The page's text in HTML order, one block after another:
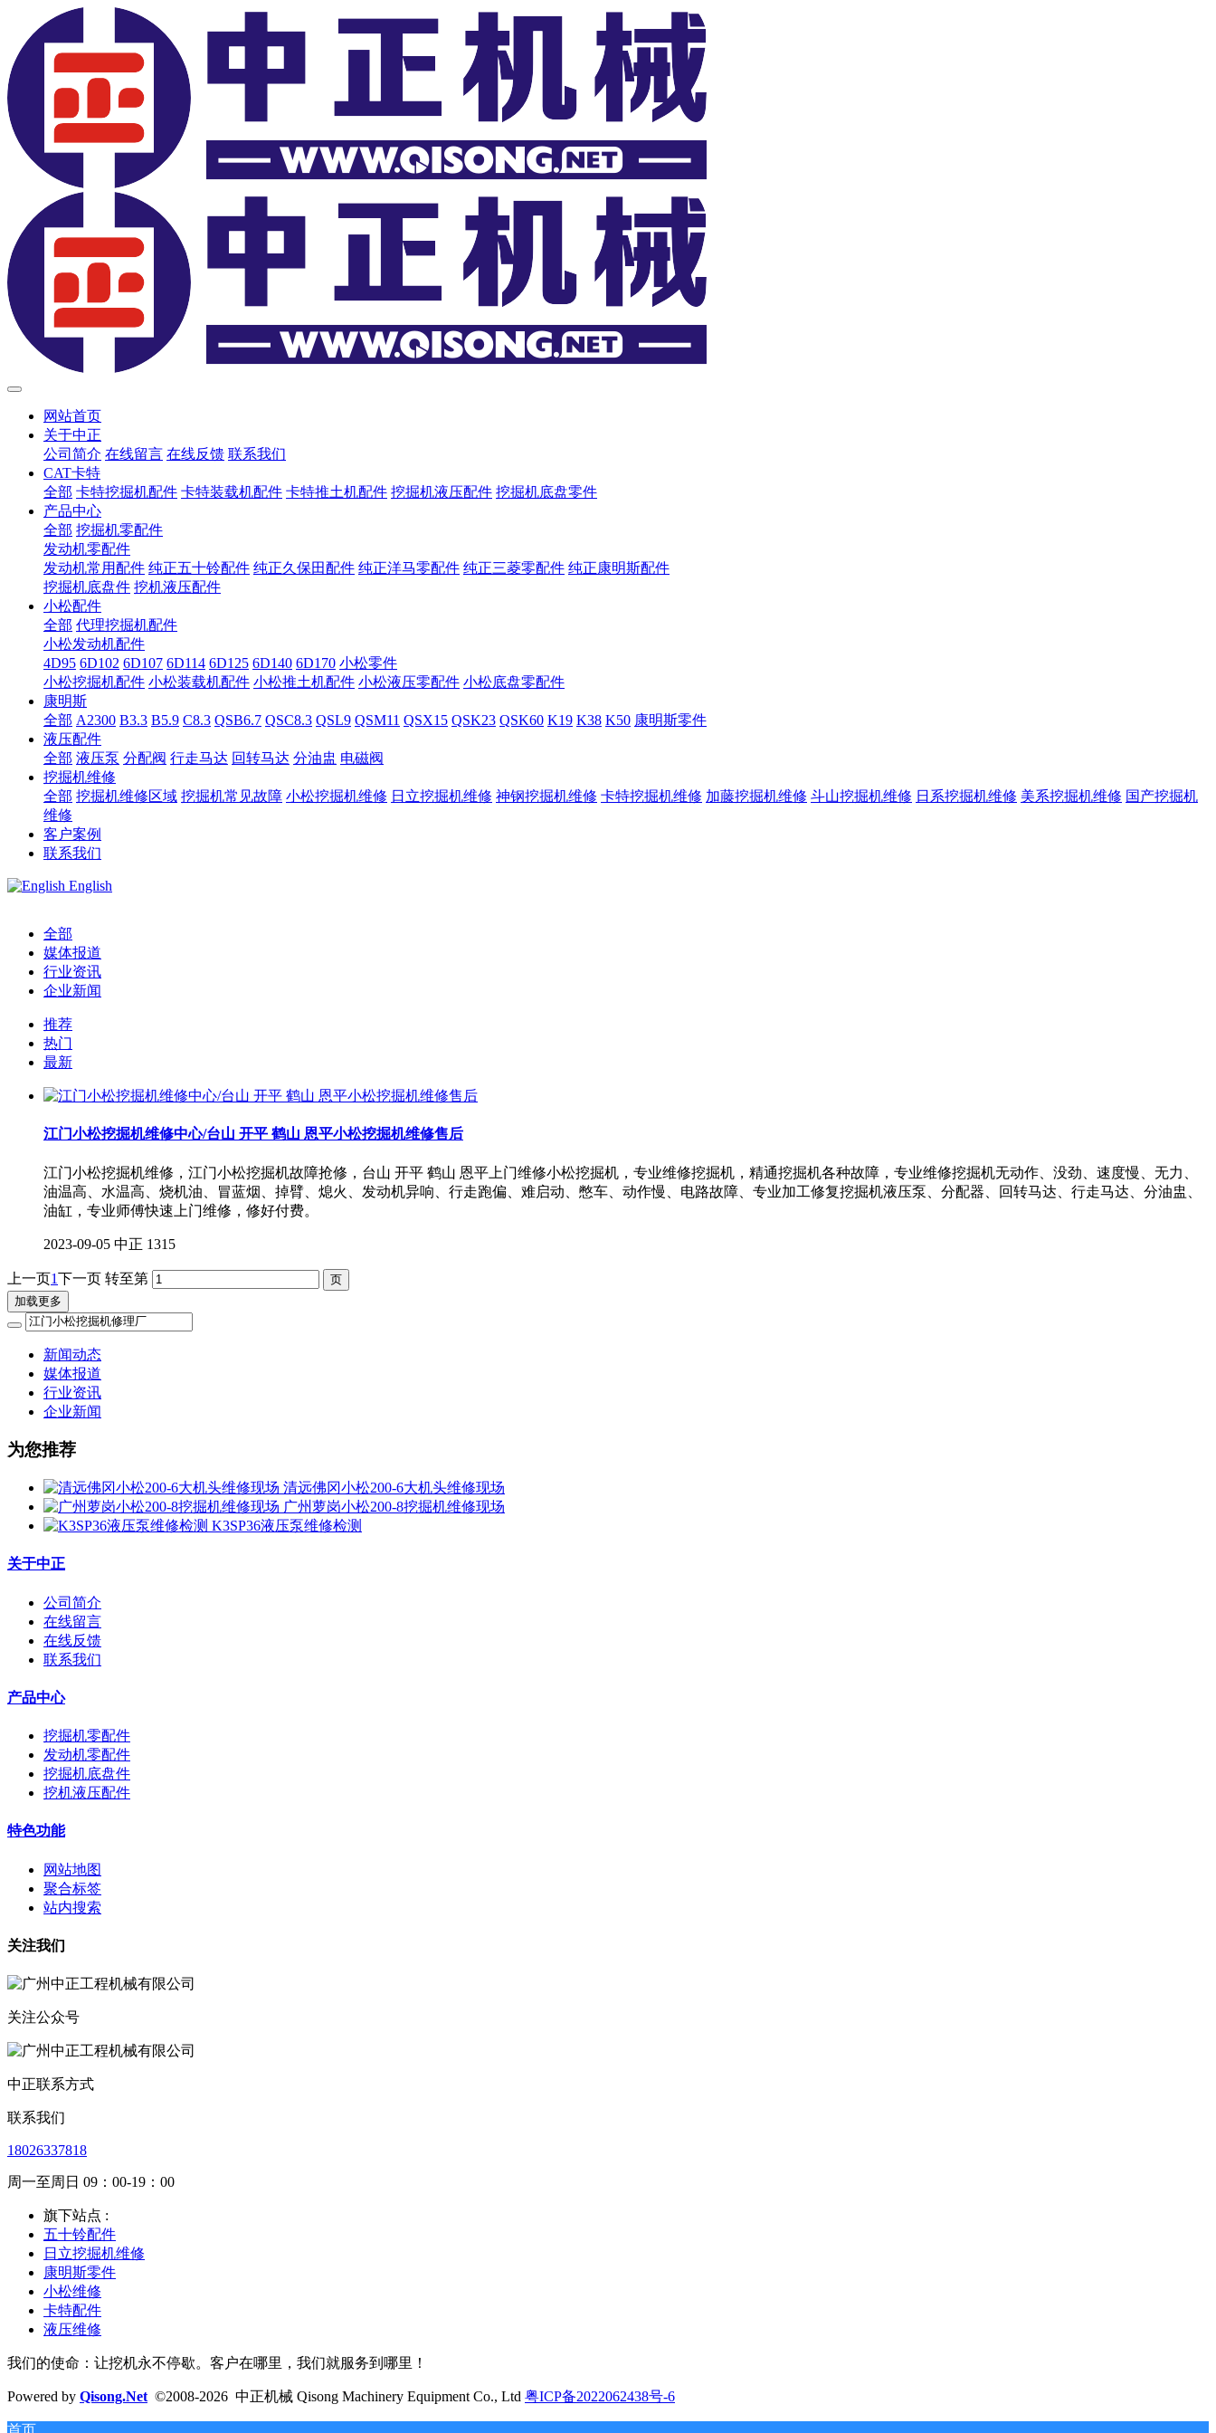
网站首页
关于中正
公司简介 在线留言 在线反馈 联系我们
CAT卡特
全部 卡特挖掘机配件 卡特装载机配件 卡特推土机配件 挖掘机液压配件 挖掘机底盘零件
产品中心
全部 挖掘机零配件
发动机零配件
发动机常用配件 纯正五十铃配件 纯正久保田配件 纯正洋马零配件 纯正三菱零配件 纯正康明斯配件
挖掘机底盘件 挖机液压配件
小松配件
全部 代理挖掘机配件
小松发动机配件
4D95 6D102 6D107 6D114 6D125 6D140 6D170 小松零件
小松挖掘机配件 小松装载机配件 小松推土机配件 小松液压零配件 小松底盘零配件
康明斯
全部 A2300 B3.3 B5.9 C8.3 QSB6.7 QSC8.3 QSL9 QSM11 QSX15 QSK23 QSK60 K19 K38 K50 康明斯零件
液压配件
全部 液压泵 分配阀 行走马达 回转马达 分油盅 电磁阀
挖掘机维修
全部 挖掘机维修区域 挖掘机常见故障 小松挖掘机维修 日立挖掘机维修 神钢挖掘机维修 卡特挖掘机维修 加藤挖掘机维修 斗山挖掘机维修 日系挖掘机维修 美系挖掘机维修 国产挖掘机
维修
客户案例
联系我们
English
全部
媒体报道
行业资讯
企业新闻
推荐
热门
最新
江门小松挖掘机维修中心/台山 开平 鹤山 恩平小松挖掘机维修售后
江门小松挖掘机维修，江门小松挖掘机故障抢修，台山 开平 鹤山 恩平上门维修小松挖掘机，专业维修挖掘机，精通挖掘机各种故障，专业维修挖掘机无动作、没劲、速度慢、无力、
油温高、水温高、烧机油、冒蓝烟、掉臂、熄火、发动机异响、行走跑偏、难启动、憋车、动作慢、电路故障、专业加工修复挖掘机液压泵、分配器、回转马达、行走马达、分油盅、
油缸，专业师傅快速上门维修，修好付费。
2023-09-05 中正 1315
上一页1下一页 转至第
加载更多
新闻动态
媒体报道
行业资讯
企业新闻
为您推荐
清远佛冈小松200-6大机头维修现场
广州萝岗小松200-8挖掘机维修现场
K3SP36液压泵维修检测
关于中正
公司简介
在线留言
在线反馈
联系我们
产品中心
挖掘机零配件
发动机零配件
挖掘机底盘件
挖机液压配件
特色功能
网站地图
聚合标签
站内搜索
关注我们
关注公众号
中正联系方式
联系我们
18026337818
周一至周日 09：00-19：00
旗下站点 :
五十铃配件
日立挖掘机维修
康明斯零件
小松维修
卡特配件
液压维修
我们的使命：让挖机永不停歇。客户在哪里，我们就服务到哪里！
Powered by Qisong.Net ©2008-2026 中正机械 Qisong Machinery Equipment Co., Ltd 粤ICP备2022062438号-6
首页